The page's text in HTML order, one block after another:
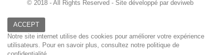
© 2018 - All Rights Reserved - Site développé par deviweb
ACCEPT
Notre site internet utilise des cookies pour améliorer votre expérience
utilisateurs. Pour en savoir plus, consultez notre politique de